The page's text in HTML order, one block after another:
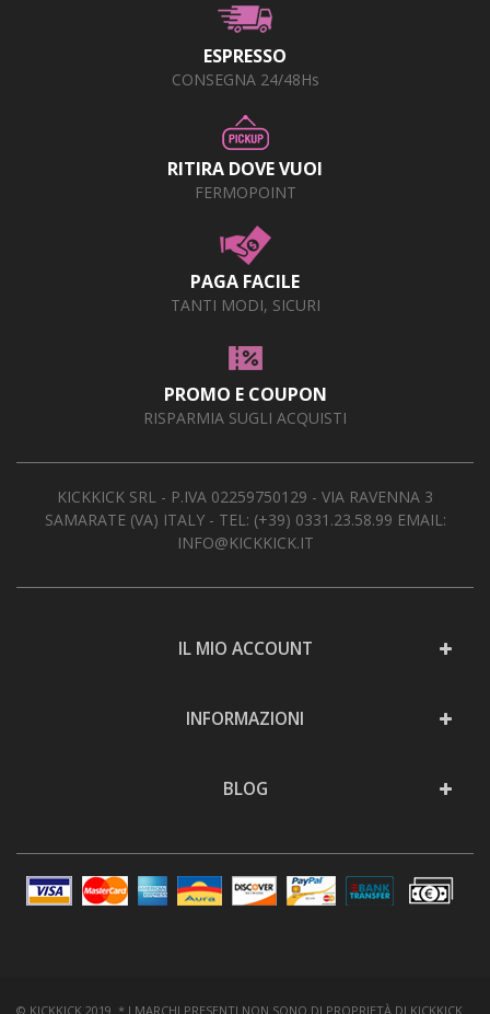
ESPRESSO
CONSEGNA 24/48Hs
RITIRA DOVE VUOI
FERMOPOINT
PAGA FACILE
TANTI MODI, SICURI
PROMO E COUPON
RISPARMIA SUGLI ACQUISTI
KICKKICK SRL - P.IVA 02259750129 - VIA RAVENNA 3
SAMARATE (VA) ITALY - TEL: (+39) 0331.23.58.99 EMAIL:
INFO@KICKKICK.IT
IL MIO ACCOUNT
INFORMAZIONI
BLOG
© KICKKICK 2019 * I MARCHI PRESENTI NON SONO DI PROPRIETÀ DI KICKKICK